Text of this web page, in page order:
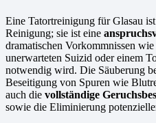
Eine Tatortreinigung für Glasau
Reinigung; sie ist eine
dramatischen Vorkommnissen
unerwarteten Suizid oder einem
notwendig wird. Die Säuberung
Beseitigung von Spuren wie
auch die vollständige
sowie die Eliminierung